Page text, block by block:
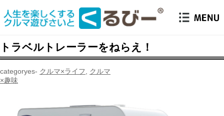
トラベルトレーラーをねらえ！
クルマ×ライフ
クルマ
×趣味